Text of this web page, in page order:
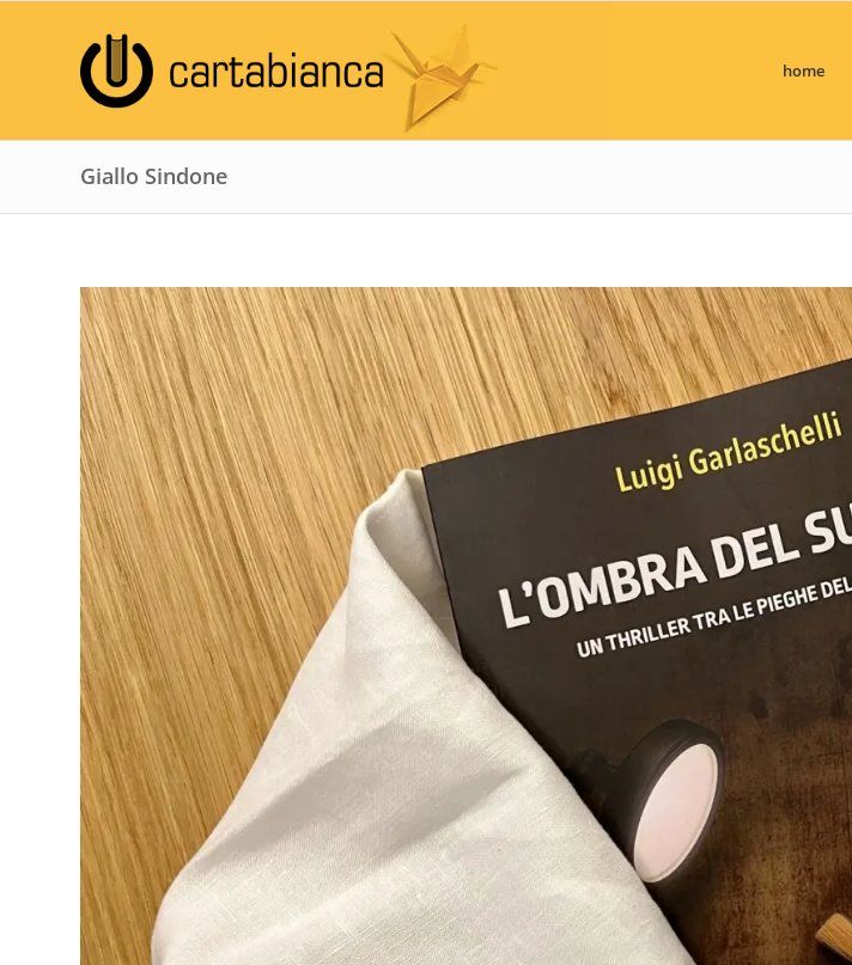
home
Giallo Sindone